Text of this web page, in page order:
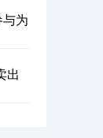
为
出